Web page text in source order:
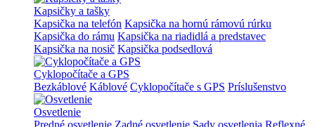
Kapsičky a tašky
Kapsička na telefón Kapsička na hornú rámovú rúrku
Kapsička do rámu Kapsička na riadidlá a predstavec
Kapsička na nosič Kapsička podsedlová
Cyklopočítače a GPS
Bezkáblové Káblové Cyklopočítače s GPS Príslušenstvo
Osvetlenie
Predné osvetlenie Zadné osvetlenie Sady osvetlenia Reflexné